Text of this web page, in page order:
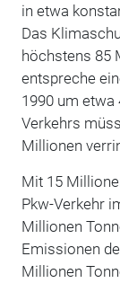
in etwa
Das
höchstens 85
entspreche
1990 um etwa
Verkehrs
Millionen
Mit 15
Pkw-Verkehr
Millionen
Emissionen
Millionen